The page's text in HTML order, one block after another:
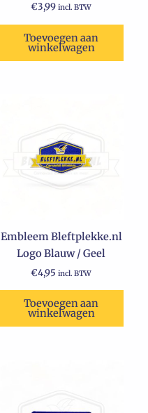
€3,99 incl. BTW
Toevoegen aan
winkelwagen
Embleem Bleftplekke.nl
Logo Blauw / Geel
€4,95 incl. BTW
Toevoegen aan
winkelwagen